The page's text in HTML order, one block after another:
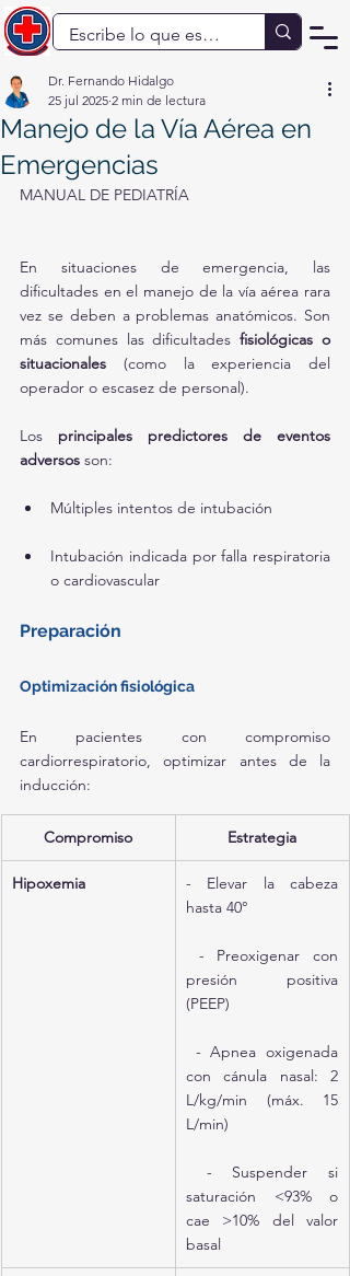
Manejo de la Vía Aérea en
Emergencias
Dr. Fernando Hidalgo
25 jul 2025 2 min de lectura
MANUAL DE PEDIATRÍA
En situaciones de emergencia, las
dificultades en el manejo de la vía aérea rara
vez se deben a problemas anatómicos. Son
más comunes las dificultades fisiológicas o
situacionales (como la experiencia del
operador o escasez de personal).
Los principales predictores de eventos
adversos son:
Múltiples intentos de intubación
Intubación indicada por falla respiratoria
o cardiovascular
Preparación
Optimización fisiológica
En pacientes con compromiso
cardiorrespiratorio, optimizar antes de la
inducción:
Compromiso Estrategia
Hipoxemia
- Elevar la cabeza
hasta 40°
- Preoxigenar con
presión positiva
(PEEP)
- Apnea oxigenada
con cánula nasal: 2
L/kg/min (máx. 15
L/min)
- Suspender si
saturación <93% o
cae >10% del valor
basal